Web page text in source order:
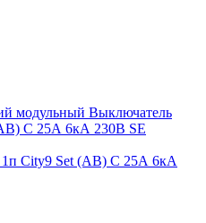
1п City9 Set (АВ) C 25А 6кА